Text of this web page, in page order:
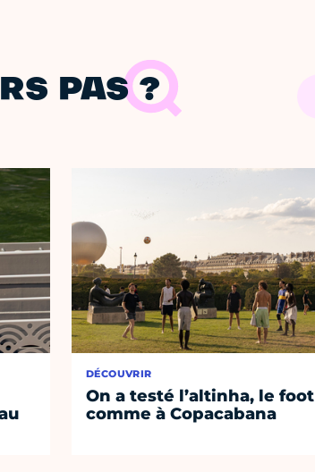
PAS ?
DÉCOUVRIR
On a testé l’altinha, le foot
comme à Copacabana